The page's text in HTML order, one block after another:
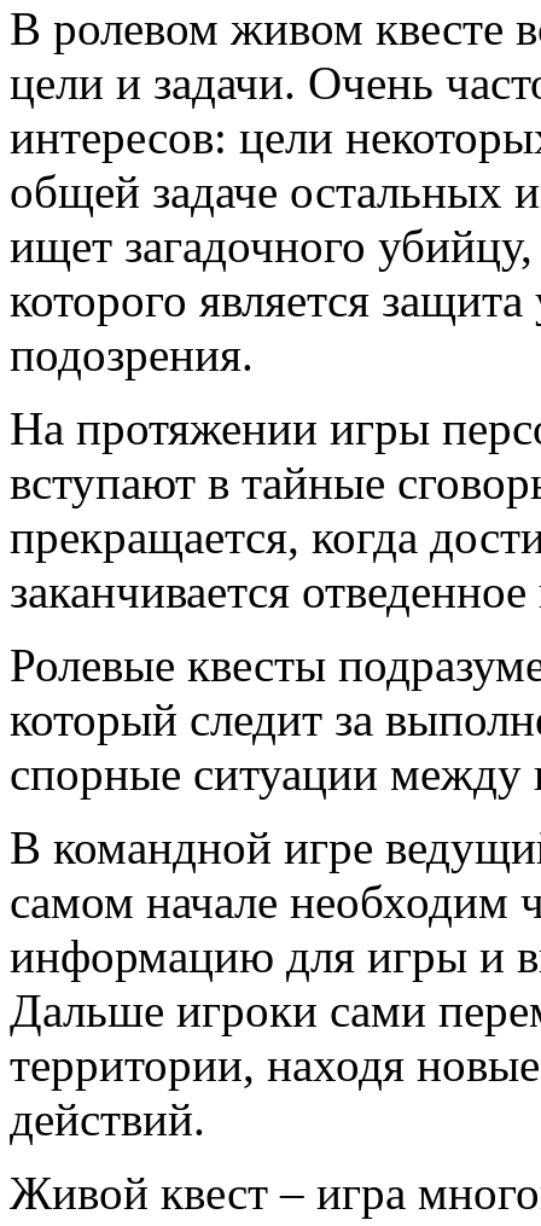
В ролевом живом квесте
цели и задачи. Очень
интересов: цели
общей задаче остальных
ищет загадочного
которого является
подозрения.
На протяжении игры
вступают в тайные
прекращается, когда
заканчивается
Ролевые квесты
который следит за
спорные ситуации между
В командной игре
самом начале необходим
информацию для игры и
Дальше игроки сами
территории, находя
действий.
Живой квест – игра